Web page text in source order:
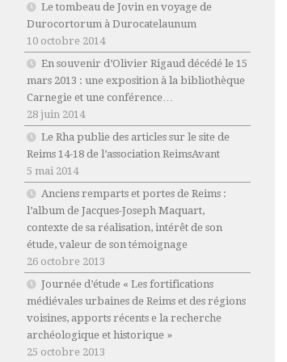
Le tombeau de Jovin en voyage de
Durocortorum à Durocatelaunum
10 octobre 2014
En souvenir d’Olivier Rigaud décédé le 15
mars 2013 : une exposition à la bibliothèque
Carnegie et une conférence…
28 juin 2014
Le Rha publie des articles sur le site de
Reims 14-18 de l’association ReimsAvant
5 mai 2014
Anciens remparts et portes de Reims :
l’album de Jacques-Joseph Maquart,
contexte de sa réalisation, intérêt de son
étude, valeur de son témoignage
26 octobre 2013
Journée d’étude « Les fortifications
médiévales urbaines de Reims et des régions
voisines, apports récents e la recherche
archéologique et historique »
25 octobre 2013